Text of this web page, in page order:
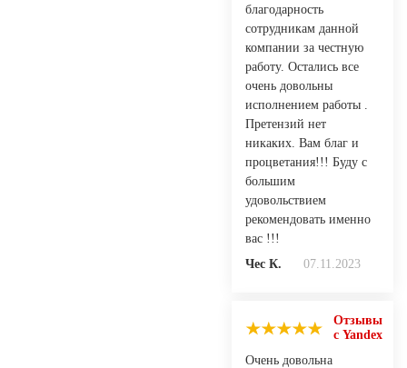
благодарность
сотрудникам данной
компании за честную
работу. Остались все
очень довольны
исполнением работы .
Претензий нет
никаких. Вам благ и
процветания!!! Буду с
большим
удовольствием
рекомендовать именно
вас !!!
Чес К.
07.11.2023
Отзывы
с Yandex
Очень довольна